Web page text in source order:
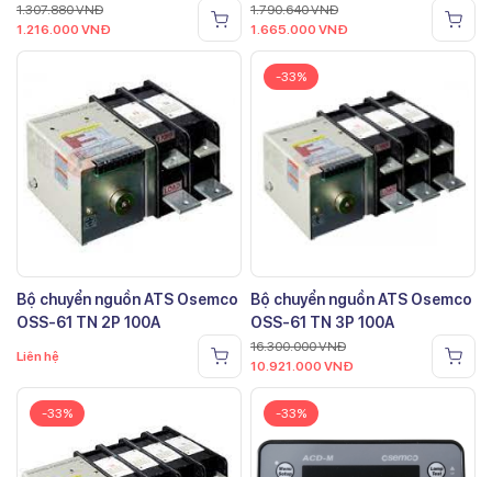
1.307.880VNĐ
1.216.000 VNĐ
1.790.640VNĐ
1.665.000 VNĐ
Bộ chuyển nguồn ATS Osemco
OSS-61 TN 2P 100A
Liên hệ
-33%
Bộ chuyển nguồn ATS Osemco
OSS-61 TN 3P 100A
16.300.000VNĐ
10.921.000 VNĐ
-33% -33%